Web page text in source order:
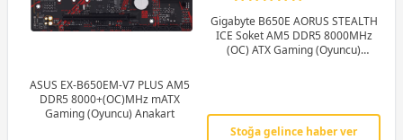
ASUS EX-B650EM-V7 PLUS AM5
DDR5 8000+(OC)MHz mATX
Gaming (Oyuncu) Anakart
Gigabyte B650E AORUS STEALTH
ICE Soket AM5 DDR5 8000MHz
(OC) ATX Gaming (Oyuncu)
Stoğa gelince haber ver